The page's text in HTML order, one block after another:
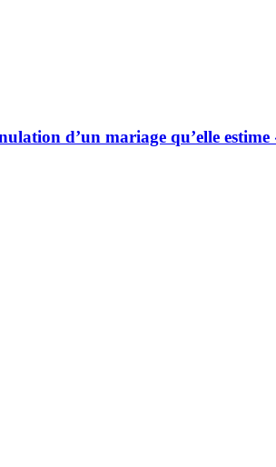
d’un mariage qu’elle estime